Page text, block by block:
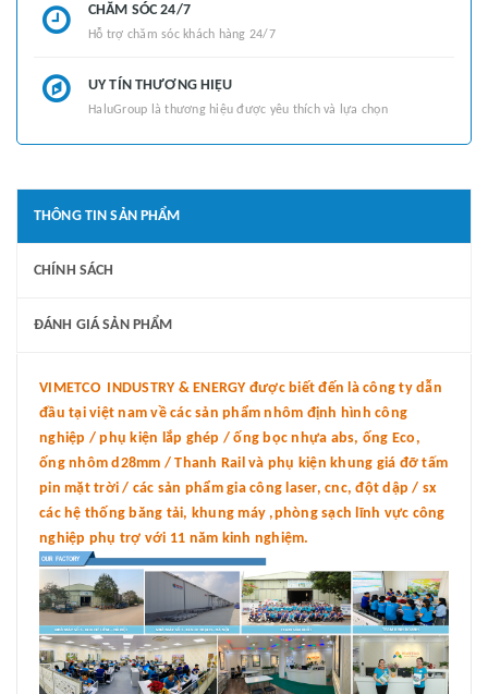
CHĂM SÓC 24/7
Hỗ trợ chăm sóc khách hàng 24/7
UY TÍN THƯƠNG HIỆU
HaluGroup là thương hiệu được yêu thích và lựa chọn
THÔNG TIN SẢN PHẨM
CHÍNH SÁCH
ĐÁNH GIÁ SẢN PHẨM
VIMETCO INDUSTRY & ENERGY được biết đến là công ty dẫn
đầu tại việt nam về các sản phẩm nhôm định hình công
nghiệp / phụ kiện lắp ghép / ống bọc nhựa abs, ống Eco,
ống nhôm d28mm / Thanh Rail và phụ kiện khung giá đỡ tấm
pin mặt trời / các sản phẩm gia công laser, cnc, đột dập / sx
các hệ thống băng tải, khung máy ,phòng sạch lĩnh vực công
nghiệp phụ trợ với 11 năm kinh nghiệm.